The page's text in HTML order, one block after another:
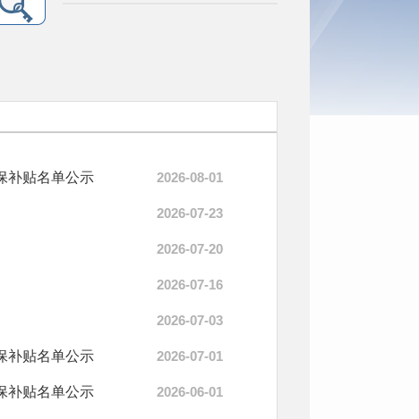
补贴名单公示 2026-08-01
2026-07-23
2026-07-20
2026-07-16
2026-07-03
补贴名单公示 2026-07-01
补贴名单公示 2026-06-01